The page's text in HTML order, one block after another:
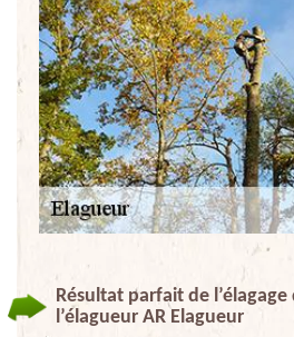
Résultat parfait de l’élagage
l’élagueur AR Elagueur